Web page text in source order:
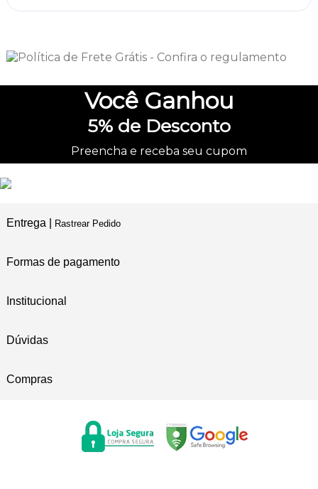
Você Ganhou
5%de Desconto
Preencha e receba seu cupom
Entrega | Rastrear Pedido
Formas de pagamento
Institucional
Dúvidas
Compras